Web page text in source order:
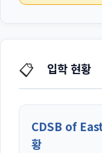
📋 입학 현황
CDSB of
황